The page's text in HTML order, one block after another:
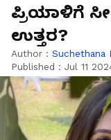
ಪ್ರಿಯಾಳಿಗೆ
ಉತ್ತರ?
Author : Suchethana
Published : Jul 11